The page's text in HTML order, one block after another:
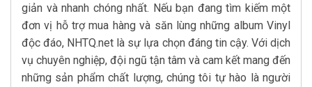
giản và nhanh chóng nhất. Nếu bạn đang tìm kiếm một
đơn vị hỗ trợ mua hàng và săn lùng những album Vinyl
độc đáo, NHTQ.net là sự lựa chọn đáng tin cậy. Với dịch
vụ chuyên nghiệp, đội ngũ tận tâm và cam kết mang đến
những sản phẩm chất lượng, chúng tôi tự hào là người